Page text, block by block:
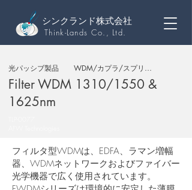
シンクランド株式会社
Think-Lands Co., Ltd.
光パッシブ製品 WDM/カプラ/スプリッタ
Filter WDM 1310/1550 &
1625nm
フィルタ型WDMは、EDFA、ラマン増幅
器、WDMネットワークおよびファイバー
光学機器で広く使用されています。